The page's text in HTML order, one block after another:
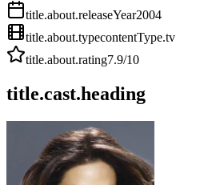
title.about.releaseYear2004
title.about.typecontentType.tv
title.about.rating7.9/10
title.cast.heading